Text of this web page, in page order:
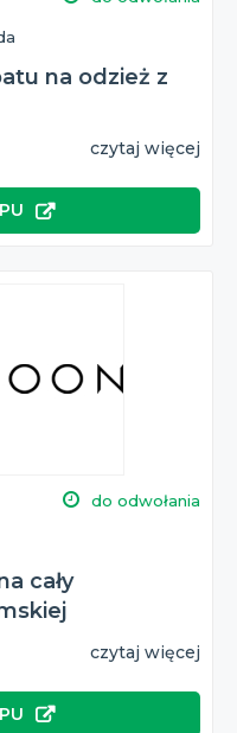
na odzież z
czytaj więcej
do odwołania
cały
czytaj więcej